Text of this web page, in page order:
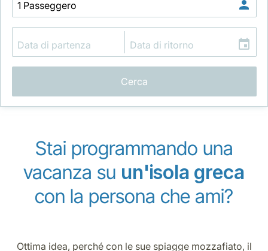
Opportunità di lavoro con Luxair
Cerca
Stai programmando una
vacanza su un'isola greca
con la persona che ami?
Ottima idea, perché con le sue spiagge mozzafiato, il